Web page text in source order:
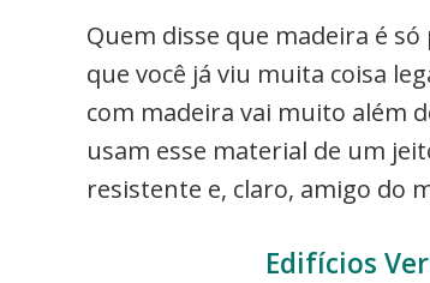
Quem disse que madeira é
que você já viu muita coisa
com madeira vai muito além
usam esse material de um
resistente e, claro, amigo do
Edifícios